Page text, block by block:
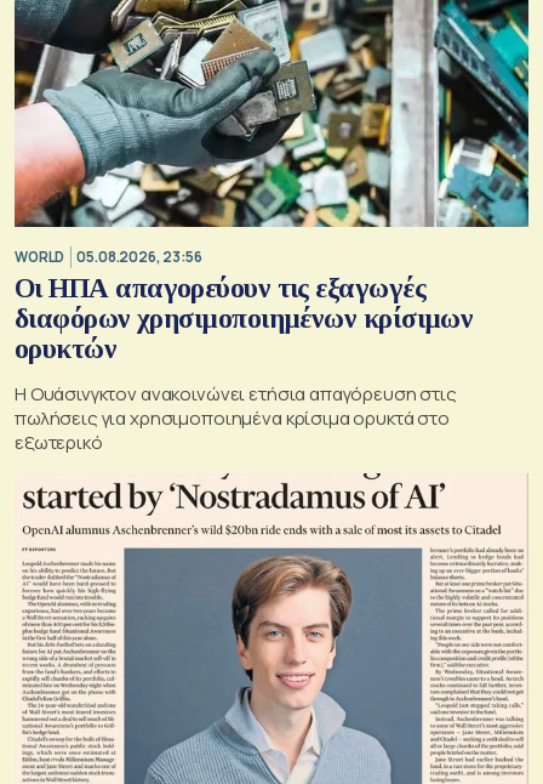
WORLD 05.08.2026, 23:56
Οι ΗΠΑ απαγορεύουν τις εξαγωγές
διαφόρων χρησιμοποιημένων κρίσιμων
ορυκτών
Η Ουάσινγκτον ανακοινώνει ετήσια απαγόρευση στις
πωλήσεις για χρησιμοποιημένα κρίσιμα ορυκτά στο
εξωτερικό